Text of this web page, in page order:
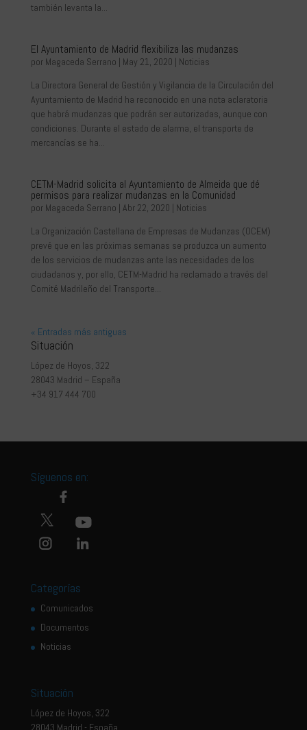
también levanta la...
El Ayuntamiento de Madrid flexibiliza las mudanzas
por Magaceda Serrano | May 21, 2020 | Noticias
La Directora General de Gestión y Vigilancia de la Circulación del
Ayuntamiento de Madrid ha reconocido en una nota aclaratoria
que habrá mudanzas que podrán ser autorizadas, aunque con
condiciones. Durante el estado de alarma, el transporte de
mercancías se ha...
CETM-Madrid solicita al Ayuntamiento de Almeida que dé
permisos para realizar mudanzas en la Comunidad
por Magaceda Serrano | Abr 22, 2020 | Noticias
La Organización Castellana de Empresas de Mudanzas (OCEM)
prevé que en las próximas semanas se produzca un aumento
de los servicios de mudanzas ante las necesidades de los
ciudadanos y, por ello, CETM-Madrid ha reclamado a través del
Comité Madrileño del Transporte...
« Entradas más antiguas
Situación
López de Hoyos, 322
28043 Madrid – España
+34 917 444 700
Síguenos en:
Categorías
Comunicados
Documentos
Noticias
Situación
López de Hoyos, 322
28043 Madrid - España